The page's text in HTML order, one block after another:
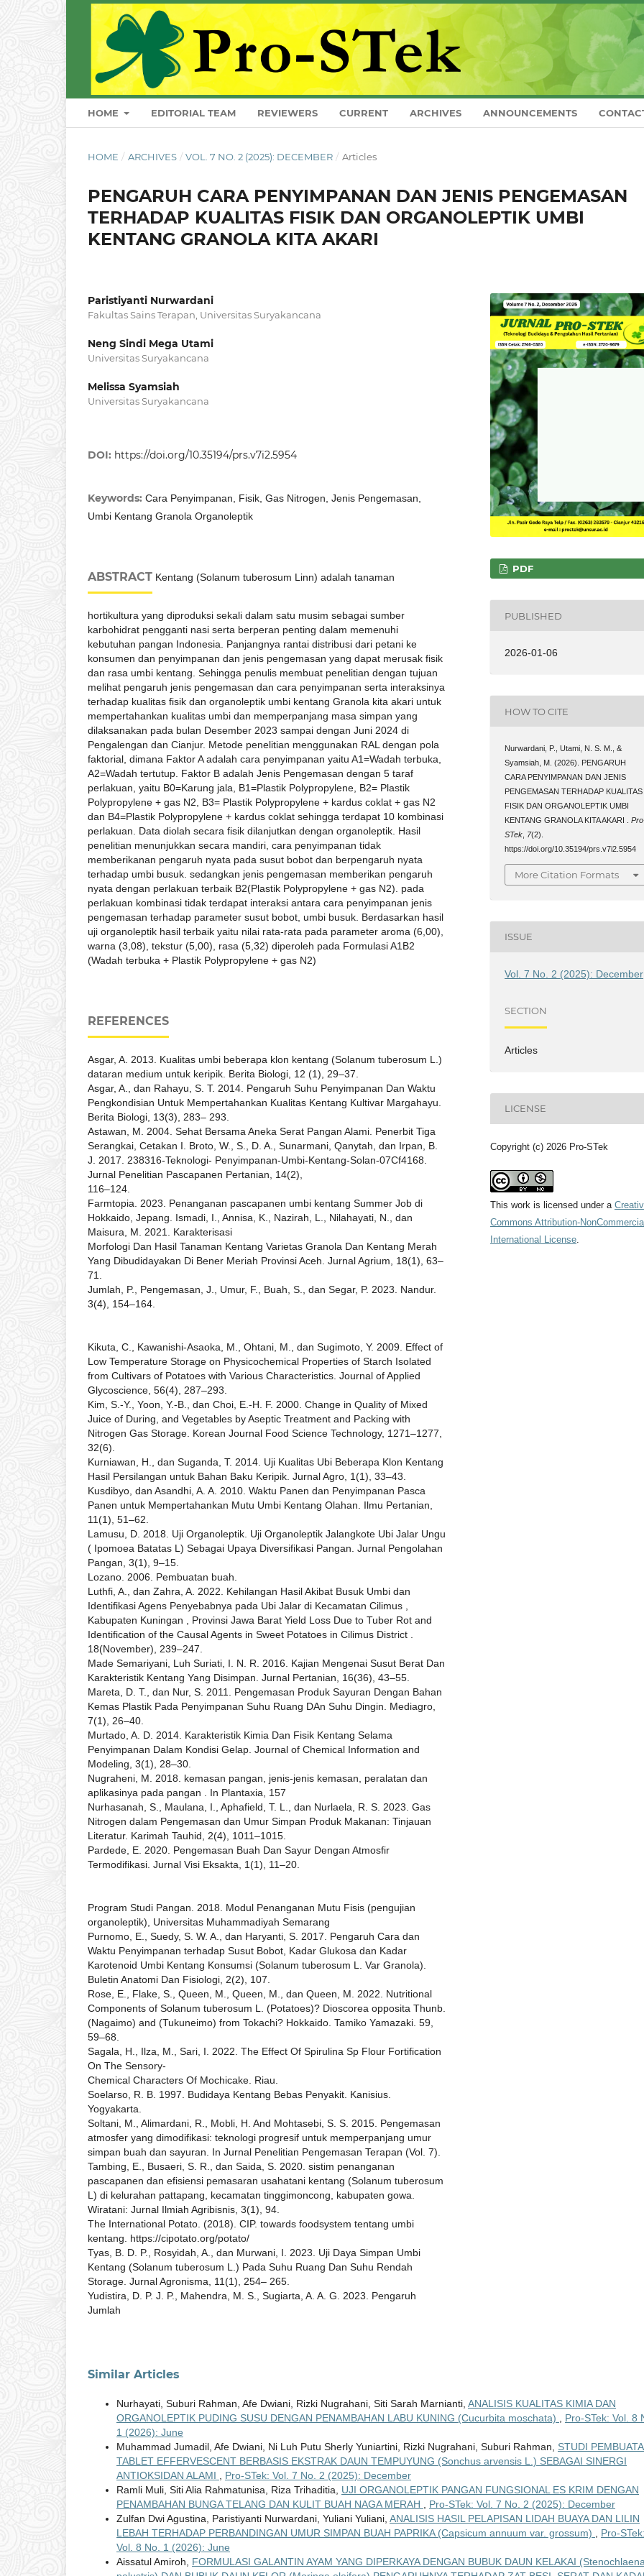
HOME EDITORIAL TEAM REVIEWERS CURRENT ARCHIVES ANNOUNCEMENTS
HOME / ARCHIVES / VOL. 7 NO. 2 (2025): DECEMBER / Articles
PENGARUH CARA PENYIMPANAN DAN JENIS PENGEMASAN
TERHADAP KUALITAS FISIK DAN ORGANOLEPTIK UMBI
KENTANG GRANOLA KITA AKARI
Paristiyanti Nurwardani
Fakultas Sains Terapan, Universitas Suryakancana
Neng Sindi Mega Utami
Universitas Suryakancana
Melissa Syamsiah
Universitas Suryakancana
DOI: https://doi.org/10.35194/prs.v7i2.5954
Keywords: Cara Penyimpanan, Fisik, Gas Nitrogen, Jenis Pengemasan,
Umbi Kentang Granola Organoleptik
ABSTRACT Kentang (Solanum tuberosum Linn) adalah tanaman
hortikultura yang diproduksi sekali dalam satu musim sebagai sumber
karbohidrat pengganti nasi serta berperan penting dalam memenuhi
kebutuhan pangan Indonesia. Panjangnya rantai distribusi dari petani ke
konsumen dan penyimpanan dan jenis pengemasan yang dapat merusak fisik
dan rasa umbi kentang. Sehingga penulis membuat penelitian dengan tujuan
melihat pengaruh jenis pengemasan dan cara penyimpanan serta interaksinya
terhadap kualitas fisik dan organoleptik umbi kentang Granola kita akari untuk
mempertahankan kualitas umbi dan memperpanjang masa simpan yang
dilaksanakan pada bulan Desember 2023 sampai dengan Juni 2024 di
Pengalengan dan Cianjur. Metode penelitian menggunakan RAL dengan pola
faktorial, dimana Faktor A adalah cara penyimpanan yaitu A1=Wadah terbuka,
A2=Wadah tertutup. Faktor B adalah Jenis Pengemasan dengan 5 taraf
perlakuan, yaitu B0=Karung jala, B1=Plastik Polypropylene, B2= Plastik
Polypropylene + gas N2, B3= Plastik Polypropylene + kardus coklat + gas N2
dan B4=Plastik Polypropylene + kardus coklat sehingga terdapat 10 kombinasi
perlakuan. Data diolah secara fisik dilanjutkan dengan organoleptik. Hasil
penelitian menunjukkan secara mandiri, cara penyimpanan tidak
memberikanan pengaruh nyata pada susut bobot dan berpengaruh nyata
terhadap umbi busuk. sedangkan jenis pengemasan memberikan pengaruh
nyata dengan perlakuan terbaik B2(Plastik Polypropylene + gas N2). pada
perlakuan kombinasi tidak terdapat interaksi antara cara penyimpanan jenis
pengemasan terhadap parameter susut bobot, umbi busuk. Berdasarkan hasil
uji organoleptik hasil terbaik yaitu nilai rata-rata pada parameter aroma (6,00),
warna (3,08), tekstur (5,00), rasa (5,32) diperoleh pada Formulasi A1B2
(Wadah terbuka + Plastik Polypropylene + gas N2)
REFERENCES
Asgar, A. 2013. Kualitas umbi beberapa klon kentang (Solanum tuberosum L.)
dataran medium untuk keripik. Berita Biologi, 12 (1), 29–37.
Asgar, A., dan Rahayu, S. T. 2014. Pengaruh Suhu Penyimpanan Dan Waktu
Pengkondisian Untuk Mempertahankan Kualitas Kentang Kultivar Margahayu.
Berita Biologi, 13(3), 283– 293.
Astawan, M. 2004. Sehat Bersama Aneka Serat Pangan Alami. Penerbit Tiga
Serangkai, Cetakan I. Broto, W., S., D. A., Sunarmani, Qanytah, dan Irpan, B.
J. 2017. 238316-Teknologi- Penyimpanan-Umbi-Kentang-Solan-07Cf4168.
Jurnal Penelitian Pascapanen Pertanian, 14(2),
116–124.
Farmtopia. 2023. Penanganan pascapanen umbi kentang Summer Job di
Hokkaido, Jepang. Ismadi, I., Annisa, K., Nazirah, L., Nilahayati, N., dan
Maisura, M. 2021. Karakterisasi
Morfologi Dan Hasil Tanaman Kentang Varietas Granola Dan Kentang Merah
Yang Dibudidayakan Di Bener Meriah Provinsi Aceh. Jurnal Agrium, 18(1), 63–
71.
Jumlah, P., Pengemasan, J., Umur, F., Buah, S., dan Segar, P. 2023. Nandur.
3(4), 154–164.
Kikuta, C., Kawanishi-Asaoka, M., Ohtani, M., dan Sugimoto, Y. 2009. Effect of
Low Temperature Storage on Physicochemical Properties of Starch Isolated
from Cultivars of Potatoes with Various Characteristics. Journal of Applied
Glycoscience, 56(4), 287–293.
Kim, S.-Y., Yoon, Y.-B., dan Choi, E.-H. F. 2000. Change in Quality of Mixed
Juice of During, and Vegetables by Aseptic Treatment and Packing with
Nitrogen Gas Storage. Korean Journal Food Science Technology, 1271–1277,
32(6).
Kurniawan, H., dan Suganda, T. 2014. Uji Kualitas Ubi Beberapa Klon Kentang
Hasil Persilangan untuk Bahan Baku Keripik. Jurnal Agro, 1(1), 33–43.
Kusdibyo, dan Asandhi, A. A. 2010. Waktu Panen dan Penyimpanan Pasca
Panen untuk Mempertahankan Mutu Umbi Kentang Olahan. Ilmu Pertanian,
11(1), 51–62.
Lamusu, D. 2018. Uji Organoleptik. Uji Organoleptik Jalangkote Ubi Jalar Ungu
( Ipomoea Batatas L) Sebagai Upaya Diversifikasi Pangan. Jurnal Pengolahan
Pangan, 3(1), 9–15.
Lozano. 2006. Pembuatan buah.
Luthfi, A., dan Zahra, A. 2022. Kehilangan Hasil Akibat Busuk Umbi dan
Identifikasi Agens Penyebabnya pada Ubi Jalar di Kecamatan Cilimus ,
Kabupaten Kuningan , Provinsi Jawa Barat Yield Loss Due to Tuber Rot and
Identification of the Causal Agents in Sweet Potatoes in Cilimus District .
18(November), 239–247.
Made Semariyani, Luh Suriati, I. N. R. 2016. Kajian Mengenai Susut Berat Dan
Karakteristik Kentang Yang Disimpan. Jurnal Pertanian, 16(36), 43–55.
Mareta, D. T., dan Nur, S. 2011. Pengemasan Produk Sayuran Dengan Bahan
Kemas Plastik Pada Penyimpanan Suhu Ruang DAn Suhu Dingin. Mediagro,
7(1), 26–40.
Murtado, A. D. 2014. Karakteristik Kimia Dan Fisik Kentang Selama
Penyimpanan Dalam Kondisi Gelap. Journal of Chemical Information and
Modeling, 3(1), 28–30.
Nugraheni, M. 2018. kemasan pangan, jenis-jenis kemasan, peralatan dan
aplikasinya pada pangan . In Plantaxia, 157
Nurhasanah, S., Maulana, I., Aphafield, T. L., dan Nurlaela, R. S. 2023. Gas
Nitrogen dalam Pengemasan dan Umur Simpan Produk Makanan: Tinjauan
Literatur. Karimah Tauhid, 2(4), 1011–1015.
Pardede, E. 2020. Pengemasan Buah Dan Sayur Dengan Atmosfir
Termodifikasi. Jurnal Visi Eksakta, 1(1), 11–20.
Program Studi Pangan. 2018. Modul Penanganan Mutu Fisis (pengujian
organoleptik), Universitas Muhammadiyah Semarang
Purnomo, E., Suedy, S. W. A., dan Haryanti, S. 2017. Pengaruh Cara dan
Waktu Penyimpanan terhadap Susut Bobot, Kadar Glukosa dan Kadar
Karotenoid Umbi Kentang Konsumsi (Solanum tuberosum L. Var Granola).
Buletin Anatomi Dan Fisiologi, 2(2), 107.
Rose, E., Flake, S., Queen, M., Queen, M., dan Queen, M. 2022. Nutritional
Components of Solanum tuberosum L. (Potatoes)? Dioscorea opposita Thunb.
(Nagaimo) and (Tukuneimo) from Tokachi? Hokkaido. Tamiko Yamazaki. 59,
59–68.
Sagala, H., Ilza, M., Sari, I. 2022. The Effect Of Spirulina Sp Flour Fortification
On The Sensory-
Chemical Characters Of Mochicake. Riau.
Soelarso, R. B. 1997. Budidaya Kentang Bebas Penyakit. Kanisius.
Yogyakarta.
Soltani, M., Alimardani, R., Mobli, H. And Mohtasebi, S. S. 2015. Pengemasan
atmosfer yang dimodifikasi: teknologi progresif untuk memperpanjang umur
simpan buah dan sayuran. In Jurnal Penelitian Pengemasan Terapan (Vol. 7).
Tambing, E., Busaeri, S. R., dan Saida, S. 2020. sistim penanganan
pascapanen dan efisiensi pemasaran usahatani kentang (Solanum tuberosum
L) di kelurahan pattapang, kecamatan tinggimoncong, kabupaten gowa.
Wiratani: Jurnal Ilmiah Agribisnis, 3(1), 94.
The International Potato. (2018). CIP. towards foodsystem tentang umbi
kentang. https://cipotato.org/potato/
Tyas, B. D. P., Rosyidah, A., dan Murwani, I. 2023. Uji Daya Simpan Umbi
Kentang (Solanum tuberosum L.) Pada Suhu Ruang Dan Suhu Rendah
Storage. Jurnal Agronisma, 11(1), 254– 265.
Yudistira, D. P. J. P., Mahendra, M. S., Sugiarta, A. A. G. 2023. Pengaruh
Jumlah
PDF
PUBLISHED
2026-01-06
HOW TO CITE
Nurwardani, P., Utami, N. S. M., &
Syamsiah, M. (2026). PENGARUH
CARA PENYIMPANAN DAN JENIS
PENGEMASAN TERHADAP KUALITAS
FISIK DAN ORGANOLEPTIK UMBI
KENTANG GRANOLA KITA AKARI .
STek, 7(2).
https://doi.org/10.35194/prs.v7i2.5954
More Citation Formats
ISSUE
Vol. 7 No. 2 (2025): December
SECTION
Articles
LICENSE
Copyright (c) 2026 Pro-STek
This work is licensed under a
Commons Attribution-
International License.
Similar Articles
Nurhayati, Suburi Rahman, Afe Dwiani, Rizki Nugrahani, Siti Sarah Marnianti, ANALISIS KUALITAS KIMIA DAN
ORGANOLEPTIK PUDING SUSU DENGAN PENAMBAHAN LABU KUNING (Cucurbita moschata)
Pro-STek: Vol. 8
1 (2026): June
Muhammad Jumadil, Afe Dwiani, Ni Luh Putu Sherly Yuniartini, Rizki Nugrahani, Suburi Rahman, STUDI
TABLET EFFERVESCENT BERBASIS EKSTRAK DAUN TEMPUYUNG (Sonchus arvensis L.) SEBAGAI SINERGI
ANTIOKSIDAN ALAMI
Pro-STek: Vol. 7 No. 2 (2025): December
Ramli Muli, Siti Alia Rahmatunisa, Riza Trihaditia, UJI ORGANOLEPTIK PANGAN FUNGSIONAL ES KRIM DENGAN
PENAMBAHAN BUNGA TELANG DAN KULIT BUAH NAGA MERAH
Pro-STek: Vol. 7 No. 2 (2025): December
Zulfan Dwi Agustina, Paristiyanti Nurwardani, Yuliani Yuliani, ANALISIS HASIL PELAPISAN LIDAH BUAYA DAN LILIN
LEBAH TERHADAP PERBANDINGAN UMUR SIMPAN BUAH PAPRIKA (Capsicum annuum var. grossum)
Pro-STek:
Vol. 8 No. 1 (2026): June
Aissatul Amiroh, FORMULASI GALANTIN AYAM YANG DIPERKAYA DENGAN BUBUK DAUN KELAKAI (Stenochlaena